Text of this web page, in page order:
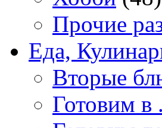
Прочие
Еда,
Вторые
Готовим в